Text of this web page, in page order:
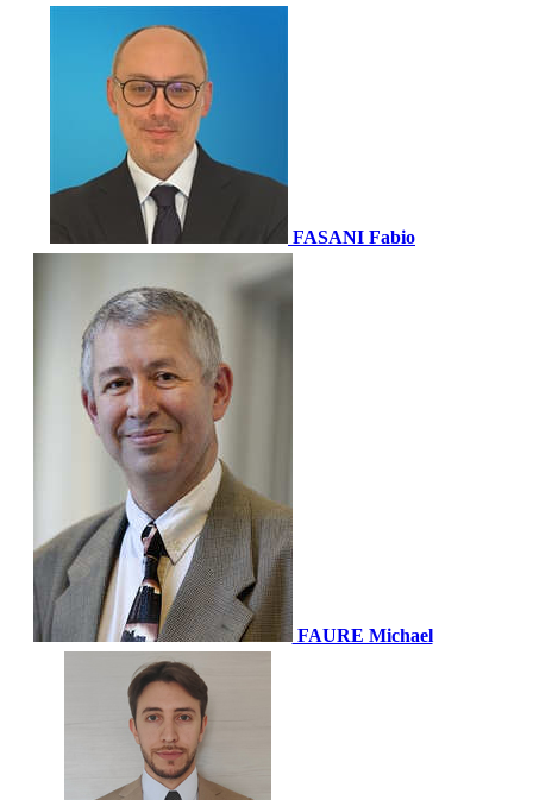
FASANI Fabio
FAURE Michael